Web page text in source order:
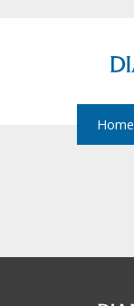
Home